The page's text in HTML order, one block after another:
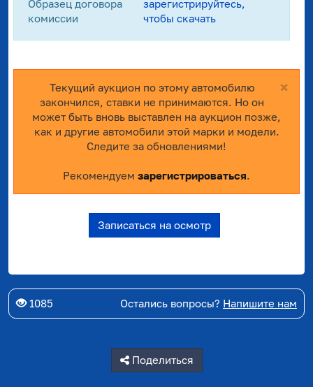
Образец договора
комиссии
зарегистрируйтесь,
чтобы скачать
×
Текущий аукцион по этому автомобилю
закончился, ставки не принимаются. Но он
может быть вновь выставлен на аукцион позже,
как и другие автомобили этой марки и модели.
Следите за обновлениями!
Рекомендуем зарегистрироваться.
Записаться на осмотр
1085 Остались вопросы? Напишите нам
Поделиться